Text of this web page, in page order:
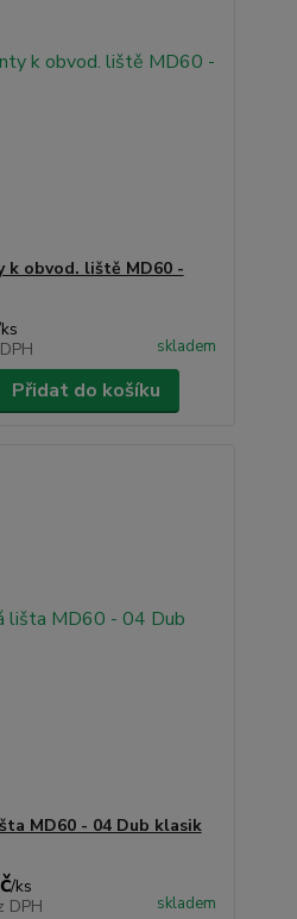
k obvod. liště MD60 -
ks
skladem
Přidat do košíku
MD60 - 04 Dub klasik
/ks
DPH skladem